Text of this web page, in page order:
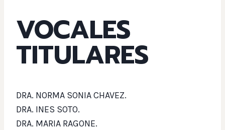
VOCALES
TITULARES
DRA. NORMA SONIA CHAVEZ.
DRA. INES SOTO.
DRA. MARIA RAGONE.